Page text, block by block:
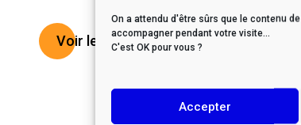
On a attendu d'être sûrs que le contenu
accompagner pendant votre visite...
C'est OK pour vous ?
Accepter
Voir le catalogue